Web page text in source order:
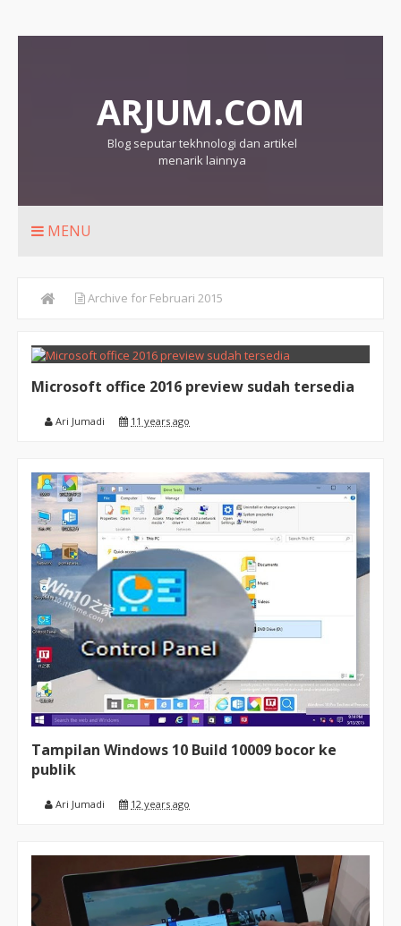
ARJUM.COM
Blog seputar tekhnologi dan artikel
menarik lainnya
MENU
Archive for Februari 2015
Microsoft office 2016 preview sudah tersedia
Ari Jumadi 11 years ago
Tampilan Windows 10 Build 10009 bocor ke
publik
Ari Jumadi 12 years ago